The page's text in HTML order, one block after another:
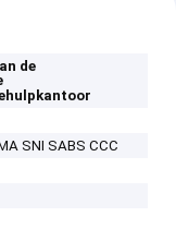
de
SNI SABS CCC